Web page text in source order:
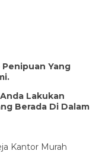
Yang
Lakukan
Berada Di Dalam
Kantor Murah